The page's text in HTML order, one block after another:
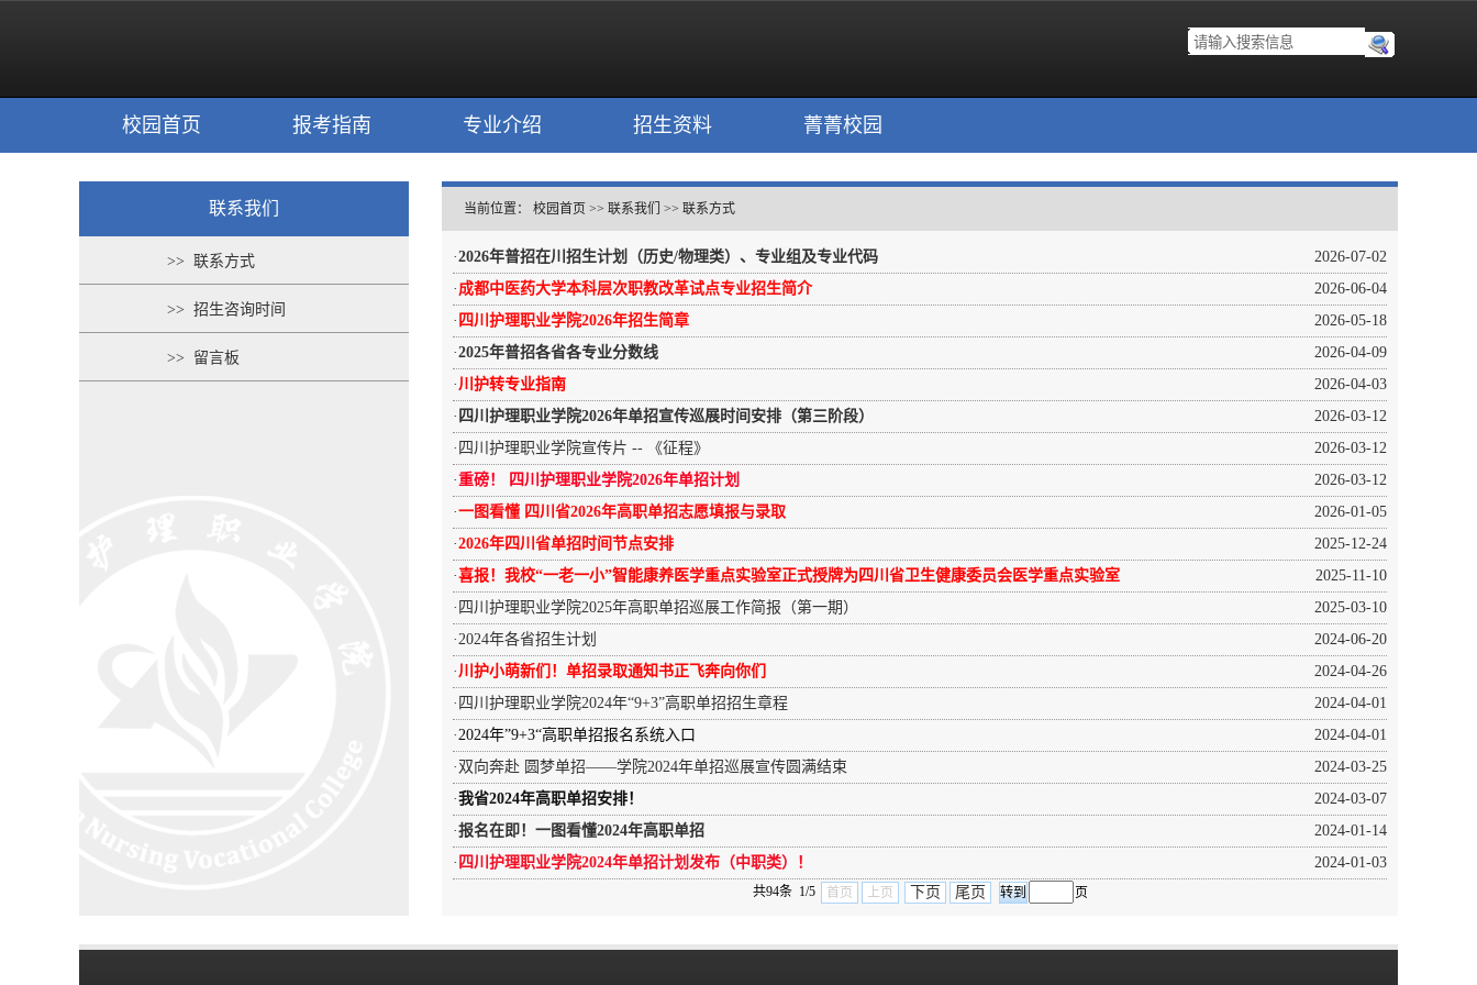
校园首页 报考指南 专业介绍 招生资料 菁菁校园
联系我们
>> 联系方式
>> 招生咨询时间
>> 留言板
当前位置： 校园首页 >> 联系我们 >> 联系方式
·2026年普招在川招生计划（历史/物理类）、专业组及专业代码
2026-07-02
· 成都中医药大学本科层次职教改革试点专业招生简介
2026-06-04
· 四川护理职业学院2026年招生简章
2026-05-18
·2025年普招各省各专业分数线
2026-04-09
·川护转专业指南
2026-04-03
· 四川护理职业学院2026年单招宣传巡展时间安排（第三阶段）
2026-03-12
· 四川护理职业学院宣传片 -- 《征程》
2026-03-12
·重磅！ 四川护理职业学院2026年单招计划
2026-03-12
·一图看懂 四川省2026年高职单招志愿填报与录取
2026-01-05
·2026年四川省单招时间节点安排
2025-12-24
·喜报！我校“一老一小”智能康养医学重点实验室正式授牌为四川省卫生健康委员会医学重点实验室
2025-11-10
· 四川护理职业学院2025年高职单招巡展工作简报（第一期）
2025-03-10
·2024年各省招生计划
2024-06-20
·川护小萌新们！单招录取通知书正飞奔向你们
2024-04-26
· 四川护理职业学院2024年“9+3”高职单招招生章程
2024-04-01
·2024年”9+3“高职单招报名系统入口
2024-04-01
· 双向奔赴 圆梦单招——学院2024年单招巡展宣传圆满结束
2024-03-25
·我省2024年高职单招安排！
2024-03-07
·报名在即！一图看懂2024年高职单招
2024-01-14
· 四川护理职业学院2024年单招计划发布（中职类）！ 2024-01-03
共94条 1/5 首页 上页 下页 尾页 页